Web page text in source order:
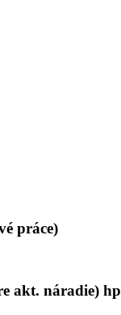
práce)
akt. náradie) hp